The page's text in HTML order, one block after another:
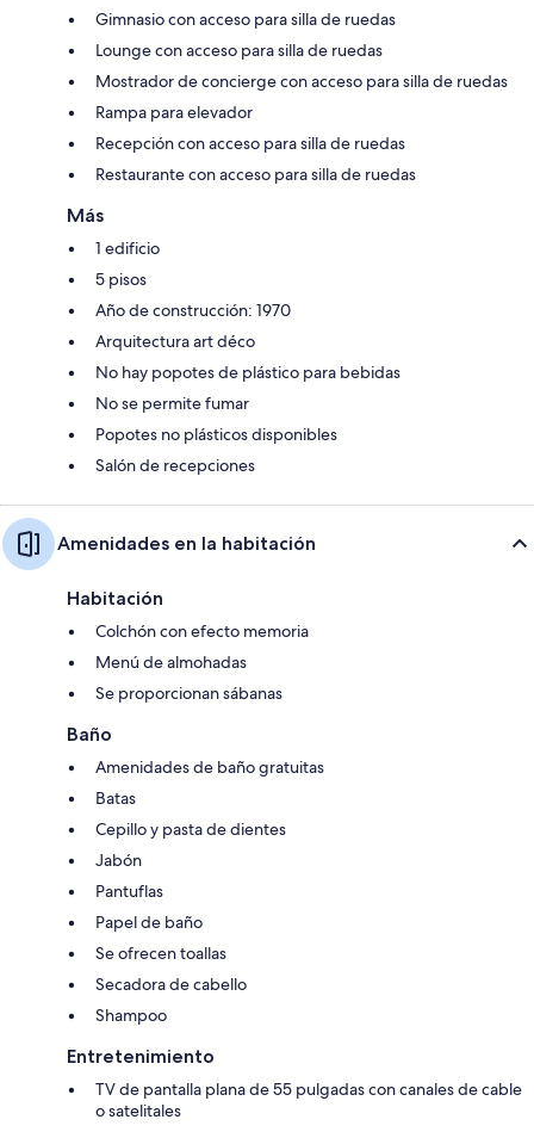
Gimnasio con acceso para silla de ruedas
Lounge con acceso para silla de ruedas
Mostrador de concierge con acceso para silla de ruedas
Rampa para elevador
Recepción con acceso para silla de ruedas
Restaurante con acceso para silla de ruedas
Más
1 edificio
5 pisos
Año de construcción: 1970
Arquitectura art déco
No hay popotes de plástico para bebidas
No se permite fumar
Popotes no plásticos disponibles
Salón de recepciones
Amenidades en la habitación
Habitación
Colchón con efecto memoria
Menú de almohadas
Se proporcionan sábanas
Baño
Amenidades de baño gratuitas
Batas
Cepillo y pasta de dientes
Jabón
Pantuflas
Papel de baño
Se ofrecen toallas
Secadora de cabello
Shampoo
Entretenimiento
TV de pantalla plana de 55 pulgadas con canales de cable
o satelitales